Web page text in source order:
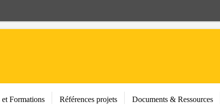
et Formations Références projets Documents & Ressources